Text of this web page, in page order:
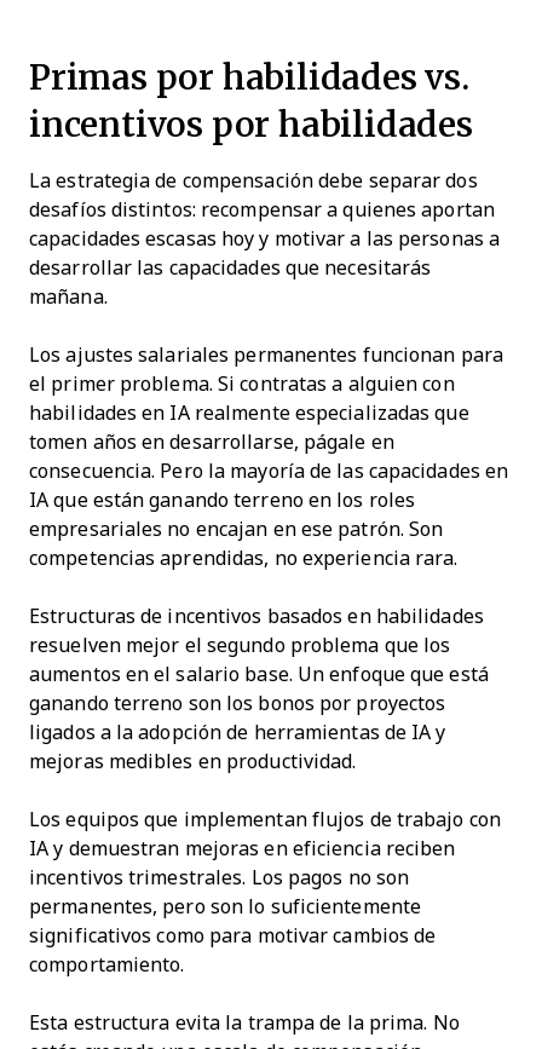
Primas por habilidades vs.
incentivos por habilidades
La estrategia de compensación debe separar dos
desafíos distintos: recompensar a quienes aportan
capacidades escasas hoy y motivar a las personas a
desarrollar las capacidades que necesitarás
mañana.
Los ajustes salariales permanentes funcionan para
el primer problema. Si contratas a alguien con
habilidades en IA realmente especializadas que
tomen años en desarrollarse, págale en
consecuencia. Pero la mayoría de las capacidades en
IA que están ganando terreno en los roles
empresariales no encajan en ese patrón. Son
competencias aprendidas, no experiencia rara.
Estructuras de incentivos basados en habilidades
resuelven mejor el segundo problema que los
aumentos en el salario base. Un enfoque que está
ganando terreno son los bonos por proyectos
ligados a la adopción de herramientas de IA y
mejoras medibles en productividad.
Los equipos que implementan flujos de trabajo con
IA y demuestran mejoras en eficiencia reciben
incentivos trimestrales. Los pagos no son
permanentes, pero son lo suficientemente
significativos como para motivar cambios de
comportamiento.
Esta estructura evita la trampa de la prima. No